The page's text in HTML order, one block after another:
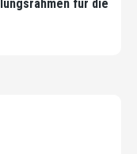
für die